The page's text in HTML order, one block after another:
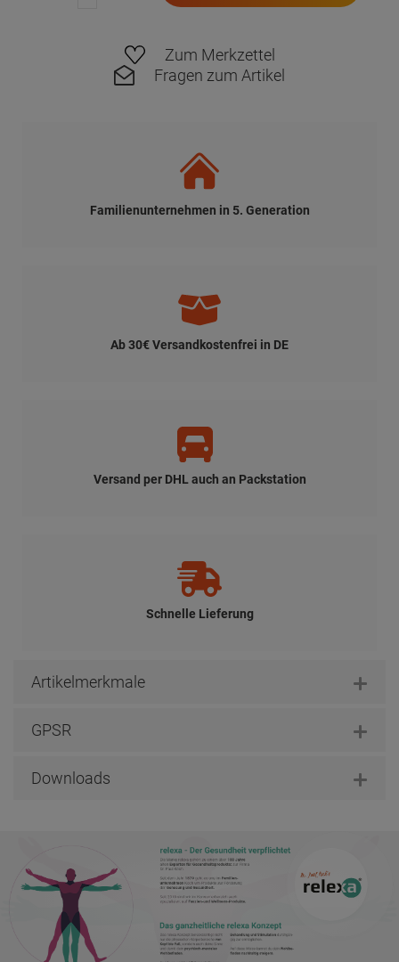
Zum Merkzettel
Fragen zum Artikel
Familienunternehmen in 5. Generation
Ab 30€ Versandkostenfrei in DE
Versand per DHL auch an Packstation
Schnelle Lieferung
Artikelmerkmale
GPSR
Downloads